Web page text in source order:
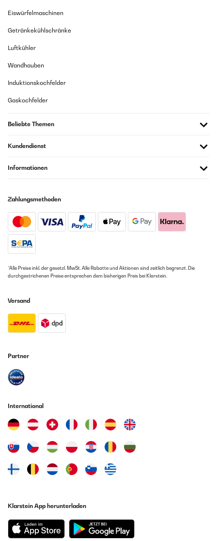
Eiswürfelmaschinen
Getränkekühlschränke
Luftkühler
Wandhauben
Induktionskochfelder
Gaskochfelder
Beliebte Themen
Kundendienst
Informationen
Zahlungsmethoden
*Alle Preise inkl. der gesetzl. MwSt. Alle Rabatte und Aktionen sind zeitlich begrenzt. Die
durchgestrichenen Preise entsprechen dem bisherigen Preis bei Klarstein.
Versand
Partner
International
Klarstein App herunterladen